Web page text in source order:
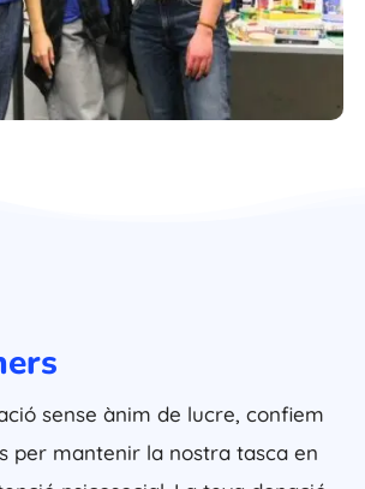
sense ànim de lucre, confiem
per mantenir la nostra tasca en